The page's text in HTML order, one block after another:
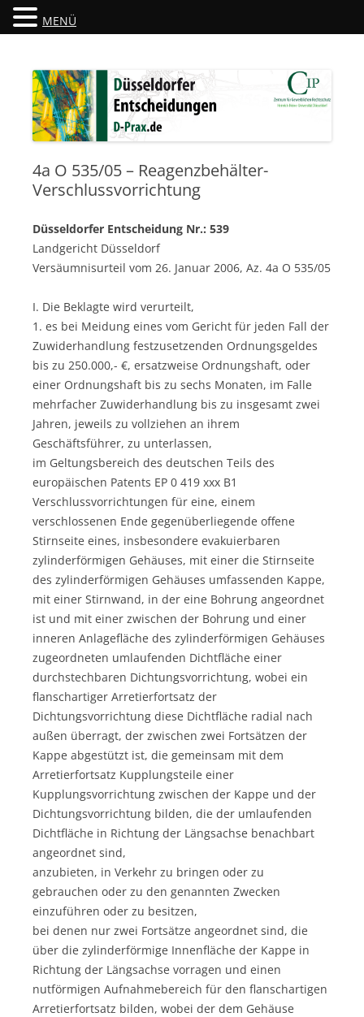
Düsseldorfer Entscheidungen
4a O 535/05 – Reagenzbehälter-
Verschlussvorrichtung
Düsseldorfer Entscheidung Nr.: 539
Landgericht Düsseldorf
Versäumnisurteil vom 26. Januar 2006, Az. 4a O 535/05
I. Die Beklagte wird verurteilt,
1. es bei Meidung eines vom Gericht für jeden Fall der
Zuwiderhandlung festzusetzenden Ordnungsgeldes
bis zu 250.000,- €, ersatzweise Ordnungshaft, oder
einer Ordnungshaft bis zu sechs Monaten, im Falle
mehrfacher Zuwiderhandlung bis zu insgesamt zwei
Jahren, jeweils zu vollziehen an ihrem
Geschäftsführer, zu unterlassen,
im Geltungsbereich des deutschen Teils des
europäischen Patents EP 0 419 xxx B1
Verschlussvorrichtungen für eine, einem
verschlossenen Ende gegenüberliegende offene
Stirnseite eines, insbesondere evakuierbaren
zylinderförmigen Gehäuses, mit einer die Stirnseite
des zylinderförmigen Gehäuses umfassenden Kappe,
mit einer Stirnwand, in der eine Bohrung angeordnet
ist und mit einer zwischen der Bohrung und einer
inneren Anlagefläche des zylinderförmigen Gehäuses
zugeordneten umlaufenden Dichtfläche einer
durchstechbaren Dichtungsvorrichtung, wobei ein
flanschartiger Arretierfortsatz der
Dichtungsvorrichtung diese Dichtfläche radial nach
außen überragt, der zwischen zwei Fortsätzen der
Kappe abgestützt ist, die gemeinsam mit dem
Arretierfortsatz Kupplungsteile einer
Kupplungsvorrichtung zwischen der Kappe und der
Dichtungsvorrichtung bilden, die der umlaufenden
Dichtfläche in Richtung der Längsachse benachbart
angeordnet sind,
anzubieten, in Verkehr zu bringen oder zu
gebrauchen oder zu den genannten Zwecken
einzuführen oder zu besitzen,
bei denen nur zwei Fortsätze angeordnet sind, die
über die zylinderförmige Innenfläche der Kappe in
Richtung der Längsachse vorragen und einen
nutförmigen Aufnahmebereich für den flanschartigen
Arretierfortsatz bilden, wobei der dem Gehäuse
MENÜ